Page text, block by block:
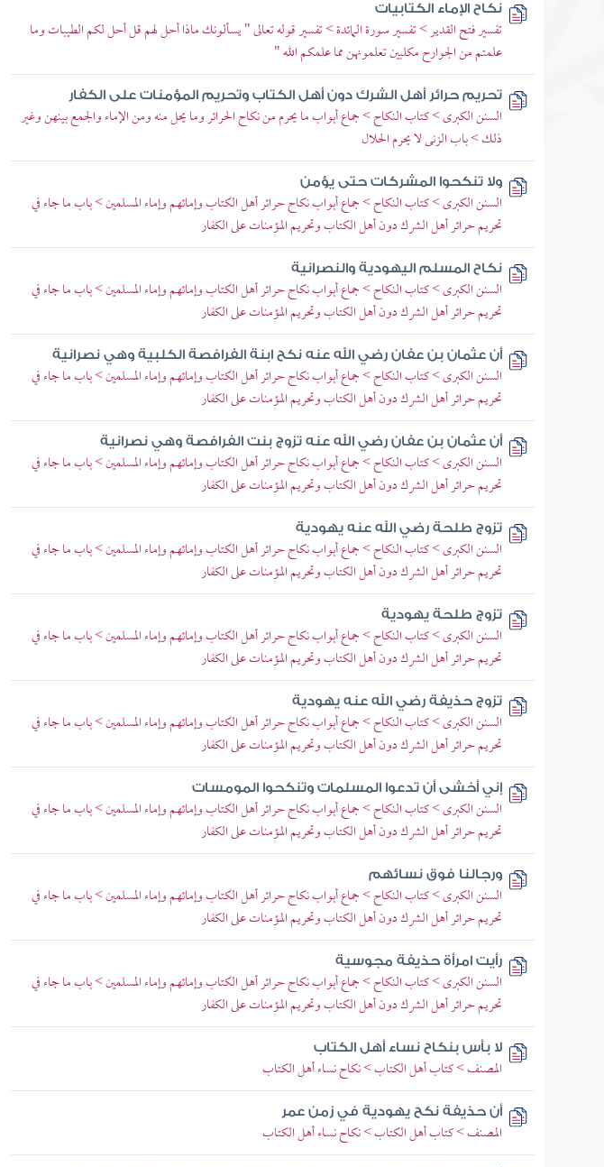
نكاح الإماء الكتابيات
تفسير فتح القدير > تفسير سورة المائدة > تفسير قوله تعالى " يسألونك ماذا أحل لهم قل أحل لكم الطيبات وما
علمتم من الجوارح مكلبين تعلمونهن مما علمكم الله "
تحريم حرائر أهل الشرك دون أهل الكتاب وتحريم المؤمنات على الكفار
السنن الكبرى > كتاب النكاح > جماع أبواب ما يحرم من نكاح الحرائر وما يحل منه ومن الإماء والجمع بينهن وغير
ذلك > باب الزنى لا يحرم الحلال
ولا تنكحوا المشركات حتى يؤمن
السنن الكبرى > كتاب النكاح > جماع أبواب نكاح حرائر أهل الكتاب وإمائهم وإماء المسلمين > باب ما جاء في
تحريم حرائر أهل الشرك دون أهل الكتاب وتحريم المؤمنات على الكفار
نكاح المسلم اليهودية والنصرانية
السنن الكبرى > كتاب النكاح > جماع أبواب نكاح حرائر أهل الكتاب وإمائهم وإماء المسلمين > باب ما جاء في
تحريم حرائر أهل الشرك دون أهل الكتاب وتحريم المؤمنات على الكفار
أن عثمان بن عفان رضي الله عنه نكح ابنة الفرافصة الكلبية وهي نصرانية
السنن الكبرى > كتاب النكاح > جماع أبواب نكاح حرائر أهل الكتاب وإمائهم وإماء المسلمين > باب ما جاء في
تحريم حرائر أهل الشرك دون أهل الكتاب وتحريم المؤمنات على الكفار
أن عثمان بن عفان رضي الله عنه تزوج بنت الفرافصة وهي نصرانية
السنن الكبرى > كتاب النكاح > جماع أبواب نكاح حرائر أهل الكتاب وإمائهم وإماء المسلمين > باب ما جاء في
تحريم حرائر أهل الشرك دون أهل الكتاب وتحريم المؤمنات على الكفار
تزوج طلحة رضي الله عنه يهودية
السنن الكبرى > كتاب النكاح > جماع أبواب نكاح حرائر أهل الكتاب وإمائهم وإماء المسلمين > باب ما جاء في
تحريم حرائر أهل الشرك دون أهل الكتاب وتحريم المؤمنات على الكفار
تزوج طلحة يهودية
السنن الكبرى > كتاب النكاح > جماع أبواب نكاح حرائر أهل الكتاب وإمائهم وإماء المسلمين > باب ما جاء في
تحريم حرائر أهل الشرك دون أهل الكتاب وتحريم المؤمنات على الكفار
تزوج حذيفة رضي الله عنه يهودية
السنن الكبرى > كتاب النكاح > جماع أبواب نكاح حرائر أهل الكتاب وإمائهم وإماء المسلمين > باب ما جاء في
تحريم حرائر أهل الشرك دون أهل الكتاب وتحريم المؤمنات على الكفار
إني أخشى أن تدعوا المسلمات وتنكحوا المومسات
السنن الكبرى > كتاب النكاح > جماع أبواب نكاح حرائر أهل الكتاب وإمائهم وإماء المسلمين > باب ما جاء في
تحريم حرائر أهل الشرك دون أهل الكتاب وتحريم المؤمنات على الكفار
ورجالنا فوق نسائهم
السنن الكبرى > كتاب النكاح > جماع أبواب نكاح حرائر أهل الكتاب وإمائهم وإماء المسلمين > باب ما جاء في
تحريم حرائر أهل الشرك دون أهل الكتاب وتحريم المؤمنات على الكفار
رأيت امرأة حذيفة مجوسية
السنن الكبرى > كتاب النكاح > جماع أبواب نكاح حرائر أهل الكتاب وإمائهم وإماء المسلمين > باب ما جاء في
تحريم حرائر أهل الشرك دون أهل الكتاب وتحريم المؤمنات على الكفار
لا بأس بنكاح نساء أهل الكتاب
المصنف > كتاب أهل الكتاب > نكاح نساء أهل الكتاب
أن حذيفة نكح يهودية في زمن عمر
المصنف > كتاب أهل الكتاب > نكاح نساء أهل الكتاب